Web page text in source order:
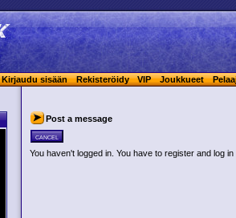
Kirjaudu sisään Rekisteröidy VIP Joukkueet
Post a message
cancel
You haven't logged in. You have to register and log